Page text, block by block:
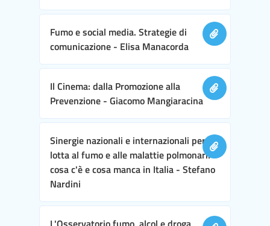
Fumo e social media. Strategie di
comunicazione - Elisa Manacorda
Il Cinema: dalla Promozione alla
Prevenzione - Giacomo Mangiaracina
Sinergie nazionali e internazionali per la
lotta al fumo e alle malattie polmonari:
cosa c'è e cosa manca in Italia - Stefano
Nardini